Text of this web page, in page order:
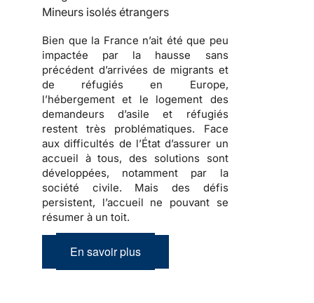
Mineurs isolés étrangers
Bien que la France n’ait été que peu
impactée par la hausse sans
précédent d’arrivées de migrants et
de réfugiés en Europe,
l’hébergement et le logement des
demandeurs d’asile et réfugiés
restent très problématiques. Face
aux difficultés de l’État d’assurer un
accueil à tous, des solutions sont
développées, notamment par la
société civile. Mais des défis
persistent, l’accueil ne pouvant se
résumer à un toit.
En savoir plus